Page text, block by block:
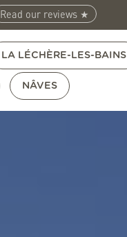
Read our reviews ★
LA LÉCHÈRE-LES-BAINS
NÂVES